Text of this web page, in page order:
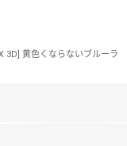
3D] 黄色くならないブルーラ